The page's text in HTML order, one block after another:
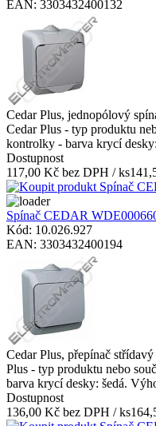
EAN: 3303432400132
Cedar Plus, jednopólový
Cedar Plus - typ produktu
kontrolky - barva krycí
Dostupnost
117,00 Kč bez DPH / ks
Spínač CEDAR
Kód: 10.026.927
EAN: 3303432400194
Cedar Plus, přepínač
Plus - typ produktu nebo
barva krycí desky: šedá.
Dostupnost
136,00 Kč bez DPH / ks